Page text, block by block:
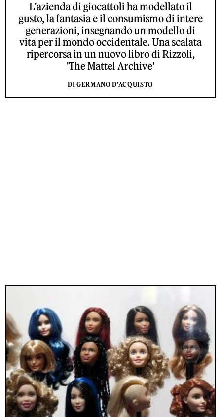
L'azienda di giocattoli ha modellato il
gusto, la fantasia e il consumismo di intere
generazioni, insegnando un modello di
vita per il mondo occidentale. Una scalata
ripercorsa in un nuovo libro di Rizzoli,
'The Mattel Archive'
DI GERMANO D'ACQUISTO